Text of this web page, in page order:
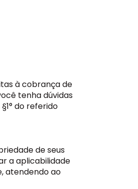
à cobrança de
tenha dúvidas
do referido
de seus
a aplicabilidade
atendendo ao